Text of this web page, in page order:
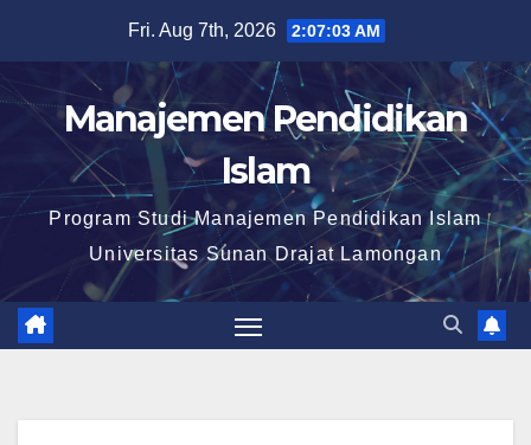
content
Fri. Aug 7th, 2026 2:07:04 AM
Manajemen Pendidikan
Islam
Program Studi Manajemen Pendidikan Islam
Universitas Sunan Drajat Lamongan